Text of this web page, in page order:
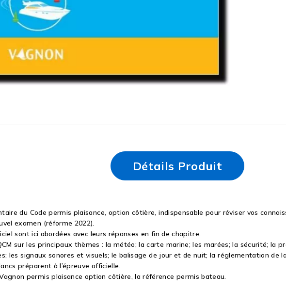
Détails Produit
du Code permis plaisance, option côtière, indispensable pour réviser vos
examen (réforme 2022).
sont ici abordées avec leurs réponses en fin de chapitre.
sur les principaux thèmes : la météo; la carte marine; les marées; la sécurité; la
les signaux sonores et visuels; le balisage de jour et de nuit; la réglementation de
préparent à l’épreuve officielle.
permis plaisance option côtière, la référence permis bateau.